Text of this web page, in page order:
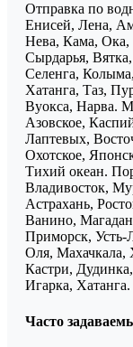
Отправка по
Енисей, Лена,
Нева, Кама, Ока,
Сырдарья,
Селенга,
Хатанга, Таз,
Вуокса, Нарва.
Азовское,
Лаптевых,
Охотское,
Тихий океан.
Владивосток,
Астрахань,
Ванино,
Приморск, Усть-
Оля, Махачкала,
Кастри,
Игарка, Хатанга.
Часто